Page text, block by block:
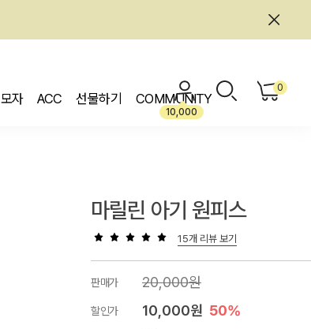
모자 ACC 선물하기 COMMUNITY
10,000
0
마릴린 아기 원피스
15개 리뷰 보기
판매가 20,000원
할인가 10,000원 50%